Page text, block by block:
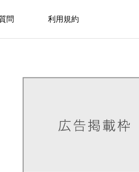
問 利用規約
themes/nimo/functions/menu.php